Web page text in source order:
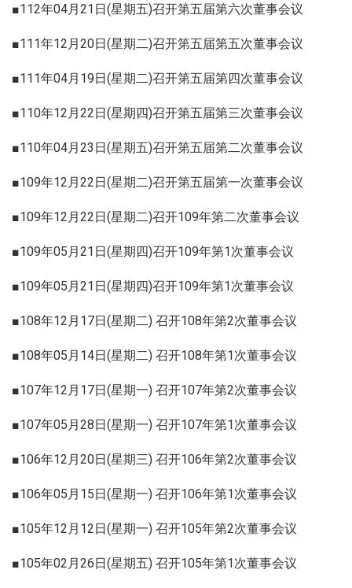
■112年04月21日(星期五)召开第五届第六次董事会议
■111年12月20日(星期二)召开第五届第五次董事会议
■111年04月19日(星期二)召开第五届第四次董事会议
■110年12月22日(星期四)召开第五届第三次董事会议
■110年04月23日(星期五)召开第五届第二次董事会议
■109年12月22日(星期二)召开第五届第一次董事会议
■109年12月22日(星期二)召开109年第二次董事会议
■109年05月21日(星期四)召开109年第1次董事会议
■109年05月21日(星期四)召开109年第1次董事会议
■108年12月17日(星期二) 召开108年第2次董事会议
■108年05月14日(星期二) 召开108年第1次董事会议
■107年12月17日(星期一) 召开107年第2次董事会议
■107年05月28日(星期一) 召开107年第1次董事会议
■106年12月20日(星期三) 召开106年第2次董事会议
■106年05月15日(星期一) 召开106年第1次董事会议
■105年12月12日(星期一) 召开105年第2次董事会议
■105年02月26日(星期五) 召开105年第1次董事会议